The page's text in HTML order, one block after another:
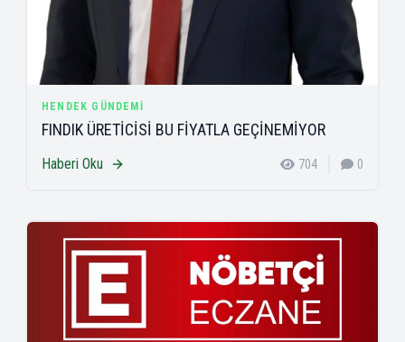
HENDEK GÜNDEMI
FINDIK ÜRETİCİSİ BU FİYATLA GEÇİNEMİYOR
Haberi Oku 704 0